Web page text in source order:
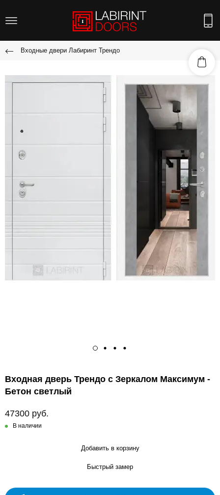
Входные двери Лабиринт Трендо
Входная дверь Трендо с Зеркалом Максимум -
Бетон светлый
47300 руб.
В наличии
Добавить в корзину
Быстрый замер